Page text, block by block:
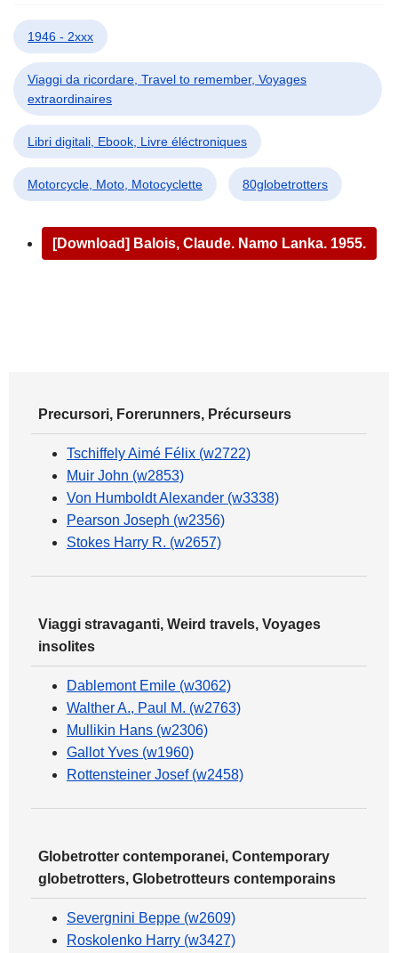
1946 - 2xxx
Viaggi da ricordare, Travel to remember, Voyages
extraordinaires
Libri digitali, Ebook, Livre éléctroniques
Motorcycle, Moto, Motocyclette 80globetrotters
[Download] Balois, Claude. Namo Lanka. 1955.
Precursori, Forerunners, Précurseurs
Tschiffely Aimé Félix (w2722)
Muir John (w2853)
Von Humboldt Alexander (w3338)
Pearson Joseph (w2356)
Stokes Harry R. (w2657)
Viaggi stravaganti, Weird travels, Voyages
insolites
Dablemont Emile (w3062)
Walther A., Paul M. (w2763)
Mullikin Hans (w2306)
Gallot Yves (w1960)
Rottensteiner Josef (w2458)
Globetrotter contemporanei, Contemporary
globetrotters, Globetrotteurs contemporains
Severgnini Beppe (w2609)
Roskolenko Harry (w3427)